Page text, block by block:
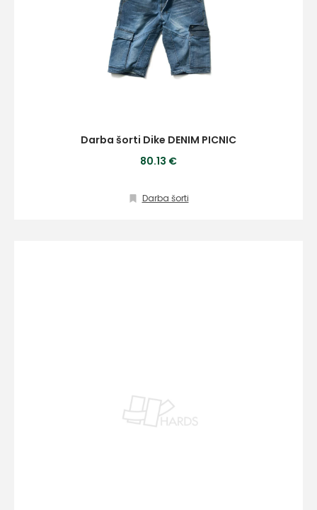
Darba šorti Dike DENIM PICNIC
80.13 €
Darba šorti